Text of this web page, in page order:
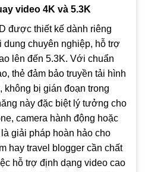
video 4K và 5.3K
được thiết kế dành riêng
dung chuyên nghiệp, hỗ trợ
lên đến 5.3K. Với chuẩn
thẻ đảm bảo truyền tải hình
bị gián đoạn trong
này đặc biệt lý tưởng cho
camera hành động hoặc
giải pháp hoàn hảo cho
hay travel blogger cần chất
hỗ trợ định dạng video cao